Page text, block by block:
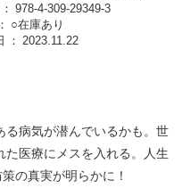
978-4-309-29349-3
○在庫あり
2023.11.22
る病気が潜んでいるかも。世
医療にメスを入れる。人生
の真実が明らかに！